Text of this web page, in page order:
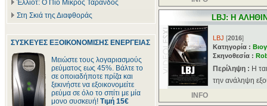
Έλλιοτ: Ο Πιο Μικρός Τάρανδος
Στη Σκιά της Διαφθοράς
ΣΥΣΚΕΥΕΣ ΕΞΟΙΚΟΝΟΜΙΣΗΣ ΕΝΕΡΓΕΙΑΣ
Μειώστε τους λογαριασμούς
ρεύματος εως 45%. Βάλτε το
σε οποιαδήποτε πρίζα και
ξεκινήστε να εξοικονομείτε
ρεύμα σε όλο το σπίτι με μία
μονο συσκευή! Τιμή 15€
LBJ: Η
LBJ [2016]
Κατηγορία :
Σκηνοθεσία :
Περίληψη : Η
την ανάληψη
INFO